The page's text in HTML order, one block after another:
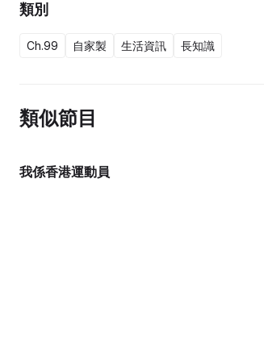
類別
Ch.99 自家製 生活資訊 長知識
類似節目
我係香港運動員